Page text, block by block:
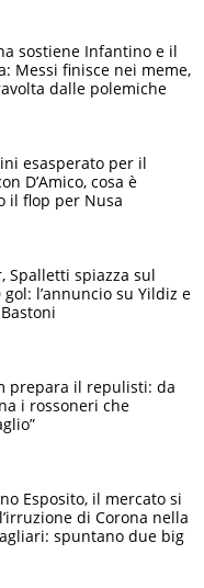
sostiene Infantino e il
Messi finisce nei meme,
dalle polemiche
esasperato per il
D’Amico, cosa è
il flop per Nusa
Spalletti spiazza sul
l’annuncio su Yildiz e
prepara il repulisti: da
i rossoneri che
Esposito, il mercato si
di Corona nella
spuntano due big